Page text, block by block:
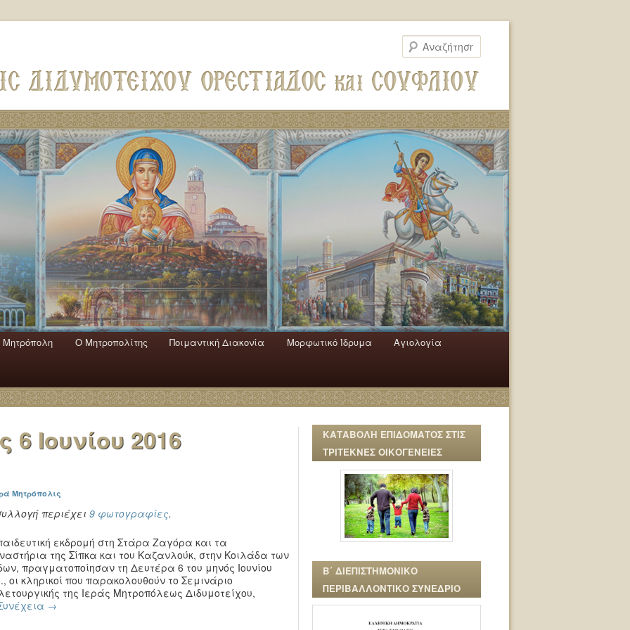
Mητρόπολη Ο Mητροπολίτης Ποιμαντική Διακονία Μορφωτικό Ίδρυμα Αγιολογία
6 Ιουνίου 2016
Μητρόπολις
περιέχει 9 φωτογραφίες.
εκδρομή στη Στάρα Ζαγόρα και τα
της Σίπκα και του Καζανλούκ, στην Κοιλάδα των
πραγματοποίησαν τη Δευτέρα 6 του μηνός Ιουνίου
οι κληρικοί που παρακολουθούν το Σεμινάριο
της Ιεράς Μητροπόλεως Διδυμοτείχου,
→
ΚΑΤΑΒΟΛΗ ΕΠΙΔΟΜΑΤΟΣ ΣΤΙΣ
ΤΡΙΤΕΚΝΕΣ ΟΙΚΟΓΕΝΕΙΕΣ
Β΄ ΔΙΕΠΙΣΤΗΜΟΝΙΚΟ
ΠΕΡΙΒΑΛΛΟΝΤΙΚΟ ΣΥΝΕΔΡΙΟ